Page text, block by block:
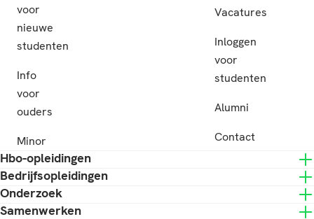
voor
nieuwe
studenten
Info
voor
ouders
Minor
Vacatures
Inloggen
voor
studenten
Alumni
Contact
Hbo-opleidingen
Bedrijfsopleidingen
Onderzoek
Samenwerken